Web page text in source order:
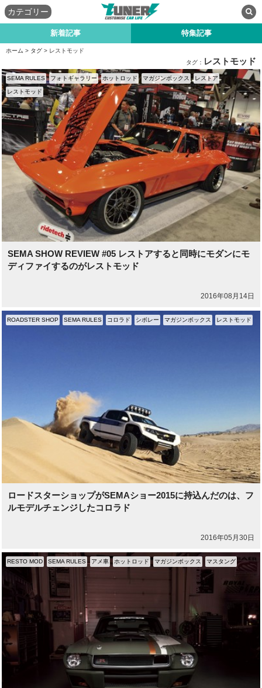
カテゴリー
新着記事 特集記事
ホーム > タグ > レストモッド
タグ： レストモッド
SEMA SHOW REVIEW #05 レストアすると同時にモダンにモ
ディファイするのがレストモッド
2016年08月14日
SEMA RULES フォトギャラリー ホットロッド マガジンボックス レストア
レストモッド
ロードスターショップがSEMAショー2015に持込んだのは、フ
ルモデルチェンジしたコロラド
2016年05月30日
ROADSTER SHOP SEMA RULES コロラド シボレー マガジンボックス レストモッド
RESTO MOD SEMA RULES アメ車 ホットロッド マガジンボックス マスタング